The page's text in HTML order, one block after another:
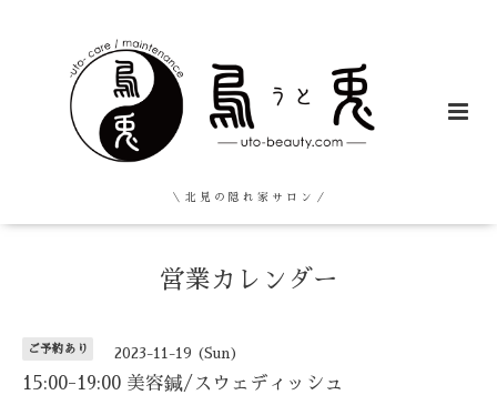
＼ 北 見 の 隠 れ 家 サ ロ ン ／
営業カレンダー
ご予約あり 2023-11-19 (Sun)
15:00-19:00 美容鍼/スウェディッシュ